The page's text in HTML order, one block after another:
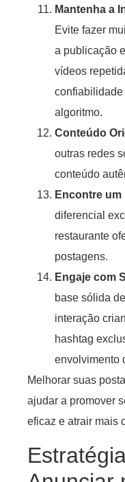
Mantenha a
Evite fazer
a publicação
vídeos
confiabilidade
algoritmo.
Conteúdo
outras redes
conteúdo
Encontre um
diferencial
restaurante
postagens.
Engaje com
base sólida
interação
hashtag
envolvimento
Melhorar suas
ajudar a promover
eficaz e atrair mais